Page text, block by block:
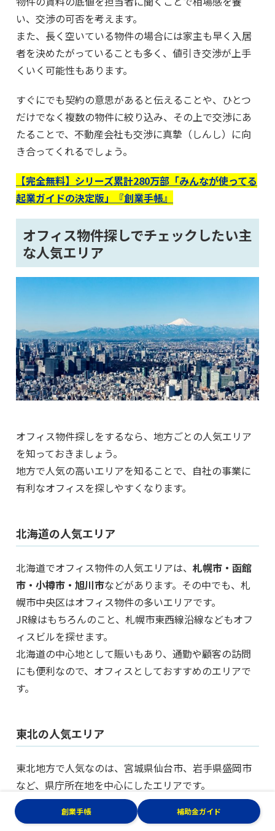
い、交渉の可否を考えます。
また、長く空いている物件の場合には家主も早く入居
者を決めたがっていることも多く、値引き交渉が上手
くいく可能性もあります。
すぐにでも契約の意思があると伝えることや、ひとつ
だけでなく複数の物件に絞り込み、その上で交渉にあ
たることで、不動産会社も交渉に真摯（しんし）に向
き合ってくれるでしょう。
【完全無料】シリーズ累計280万部「みんなが使ってる
起業ガイドの決定版」『創業手帳』
オフィス物件探しでチェックしたい主
な人気エリア
オフィス物件探しをするなら、地方ごとの人気エリア
を知っておきましょう。
地方で人気の高いエリアを知ることで、自社の事業に
有利なオフィスを探しやすくなります。
北海道の人気エリア
北海道でオフィス物件の人気エリアは、 札幌市・函館
市・小樽市・旭川市などがあります。その中でも、札
幌市中央区はオフィス物件の多いエリアです。
JR線はもちろんのこと、札幌市東西線沿線などもオフ
ィスビルを探せます。
北海道の中心地として賑いもあり、通勤や顧客の訪問
にも便利なので、オフィスとしておすすめのエリアで
す。
東北の人気エリア
東北地方で人気なのは、宮城県仙台市、岩手県盛岡市
など、県庁所在地を中心にしたエリアです。
特に、仙台市は日本一起業しやすい街を目指してお
り 、東北地方でも商業の中心地となっています。
創業手帳 補助金ガイド